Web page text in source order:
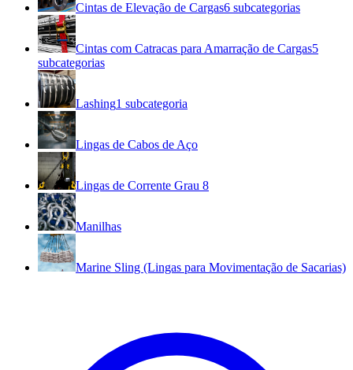
Cintas de Elevação de Cargas6 subcategorias
Cintas com Catracas para Amarração de Cargas5
subcategorias
Lashing1 subcategoria
Lingas de Cabos de Aço
Lingas de Corrente Grau 8
Manilhas
Marine Sling (Lingas para Movimentação de Sacarias)